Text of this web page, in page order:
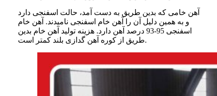
آهن خامی که بدین طریق به دست آمد، حالت اسفنجی دارد
و به همین دلیل آن را آهن خام اسفنجی نامیدند. آهن خام
اسفنجی 95-93 درصد آهن دارد. هزینه تولید آهن خام بدین
طریق از کوره آهن گدازی بلند کمتر است.